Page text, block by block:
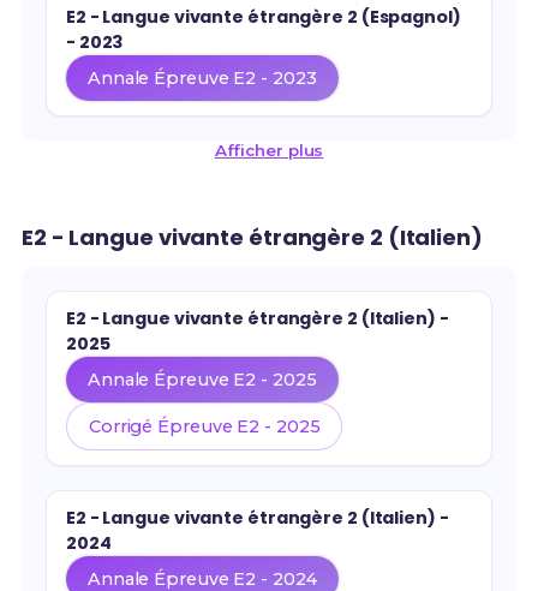
E2 - Langue vivante étrangère 2 (Espagnol)
- 2023
Annale Épreuve E2 - 2023
Afficher plus
E2 - Langue vivante étrangère 2 (Italien)
E2 - Langue vivante étrangère 2 (Italien) -
2025
Annale Épreuve E2 - 2025
Corrigé Épreuve E2 - 2025
E2 - Langue vivante étrangère 2 (Italien) -
2024
Annale Épreuve E2 - 2024